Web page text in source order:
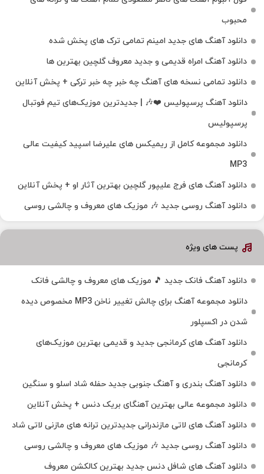
محبوب
دانلود آهنگ های جدید امینم تمامی ترک های پخش شده
دانلود آهنگ امراه قدیمی و جدید معروف گلچین بهترین ها
دانلود تمامی نسخه های آهنگ چه خبر چه خبر ترکی + پخش آنلاین
دانلود آهنگ پرسپولیس ❤️🎶 | جدیدترین موزیک‌های تیم فوتبال
پرسپولیس
دانلود مجموعه کامل از ریمیکس های علیرضا اسپید کیفیت عالی
MP3
دانلود آهنگ های فرج علیپور گلچین بهترین آثار او + پخش آنلاین
دانلود آهنگ روسی جدید 🎶 موزیک‌ های معروف و چالشی روسی
پست های ویژه
دانلود آهنگ فانک جدید 🎵 موزیک‌ های معروف و چالشی فانک
دانلود مجموعه آهنگ برای چالش تغییر ناخن MP3 مخصوص دیده
شدن در اکسپلور
دانلود آهنگ‌ های کرمانجی جدید و قدیمی بهترین موزیک‌های
کرمانجی
دانلود آهنگ بندری و آهنگ جنوبی جدید حفله شاد اسلو و سنگین
دانلود مجموعه عالی بهترین آهنگای بریک دنس + پخش آنلاین
دانلود آهنگ‌ های لاتی مازندرانی جدیدترین ترانه های مازنی لاتی شاد
دانلود آهنگ روسی جدید 🎶 موزیک‌ های معروف و چالشی روسی
دانلود آهنگ های شافل دنس جدید بهترین کالکشن معروف